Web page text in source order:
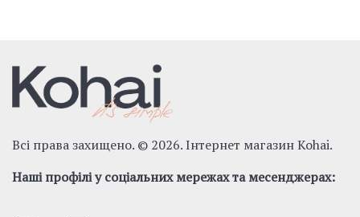
Всі права захищено. © 2026. Інтернет магазин Kohai.
Наші профілі у соціальних мережах та месенджерах: